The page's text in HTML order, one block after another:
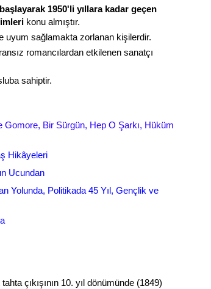
1950'li yıllara kadar geçen
konu almıştır.
uyum sağlamakta zorlanan kişilerdir.
romancılardan etkilenen sanatçı
sahiptir.
Gomore, Bir Sürgün, Hep O Şarkı, Hüküm
Hikâyeleri
Ucundan
Yolunda, Politikada 45 Yıl, Gençlik ve
çıkışının 10. yıl dönümünde (1849)